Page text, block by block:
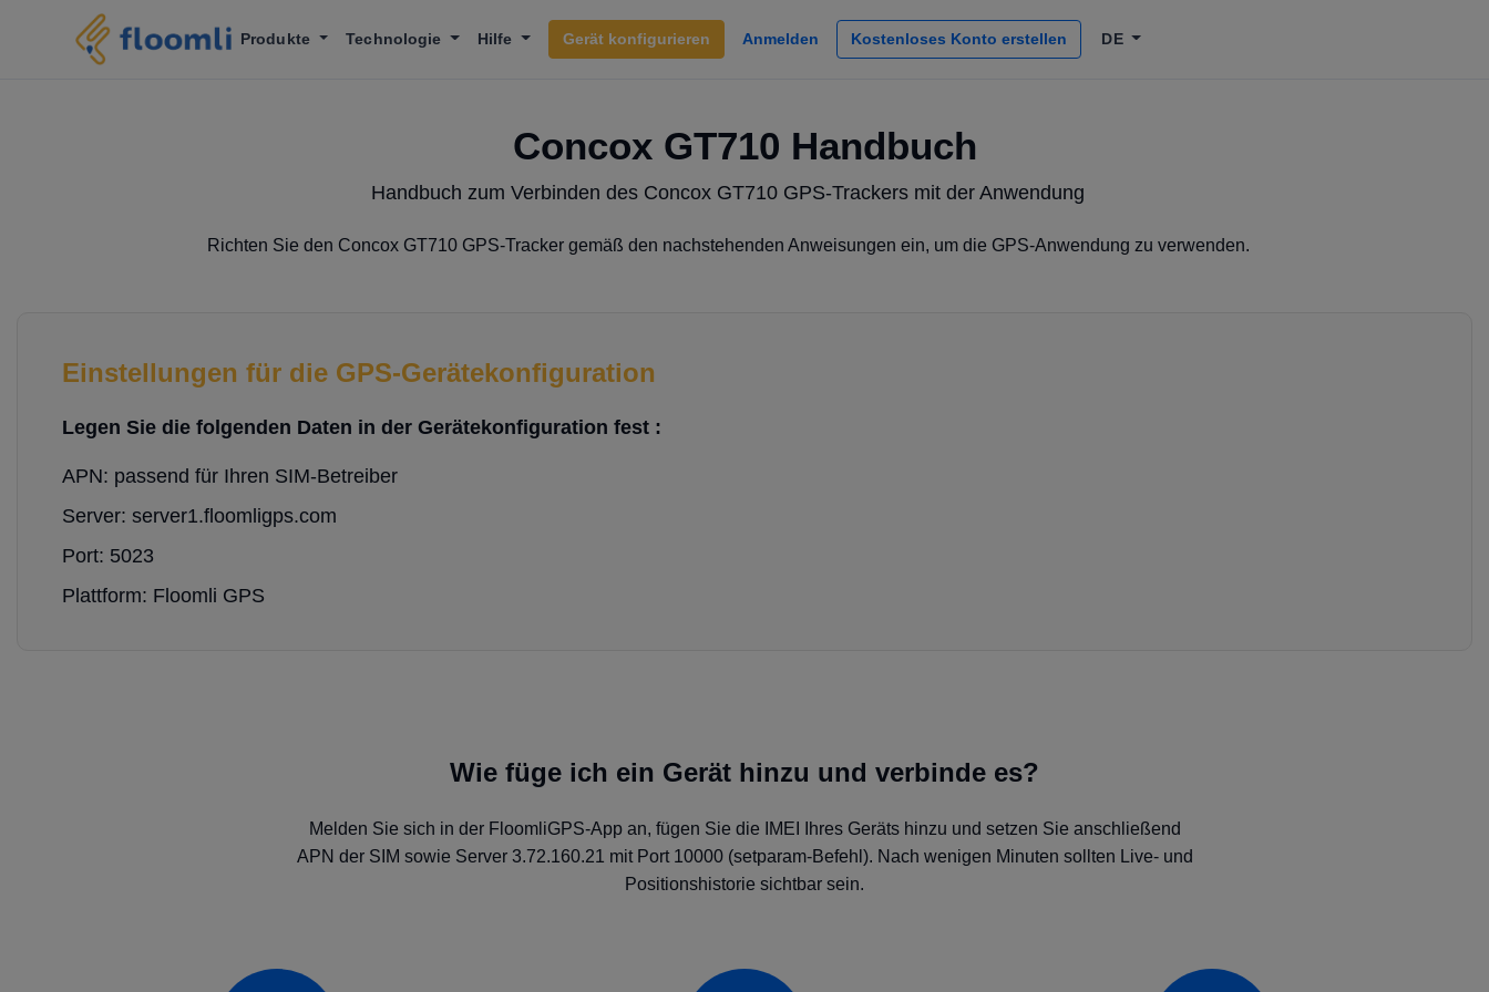
Produkte Technologie Hilfe Gerät konfigurieren Anmelden Kostenloses Konto erstellen DE
Concox GT710 Handbuch
Handbuch zum Verbinden des Concox GT710 GPS-Trackers mit der Anwendung
Richten Sie den Concox GT710 GPS-Tracker gemäß den nachstehenden Anweisungen ein, um die GPS-Anwendung zu verwenden.
Einstellungen für die GPS-Gerätekonfiguration
Legen Sie die folgenden Daten in der Gerätekonfiguration fest :
APN: passend für Ihren SIM-Betreiber
Server: server1.floomligps.com
Port: 5023
Plattform: Floomli GPS
Wie füge ich ein Gerät hinzu und verbinde es?
Melden Sie sich in der FloomliGPS-App an, fügen Sie die IMEI Ihres Geräts hinzu und setzen Sie anschließend
APN der SIM sowie Server 3.72.160.21 mit Port 10000 (setparam-Befehl). Nach wenigen Minuten sollten Live- und
Positionshistorie sichtbar sein.